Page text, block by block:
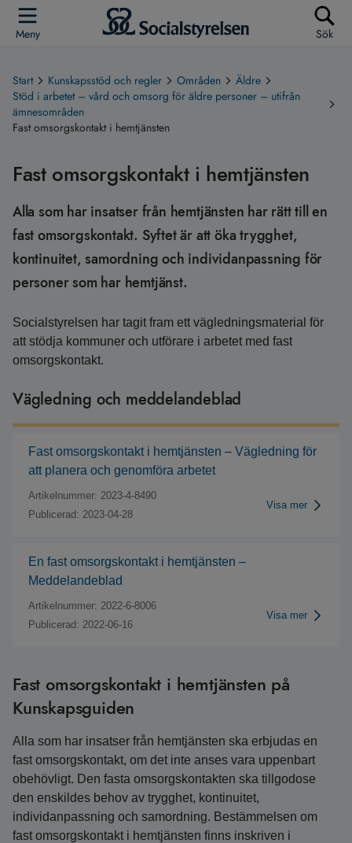
Meny Sök
Start Kunskapsstöd och regler Områden
Äldre
Stöd i arbetet – vård och omsorg för äldre personer – utifrån
ämnesområden
Fast omsorgskontakt i hemtjänsten
Fast omsorgskontakt i hemtjänsten
Alla som har insatser från hemtjänsten har rätt till en
fast omsorgskontakt. Syftet är att öka trygghet,
kontinuitet, samordning och individanpassning för
personer som har hemtjänst.
Socialstyrelsen har tagit fram ett vägledningsmaterial för
att stödja kommuner och utförare i arbetet med fast
omsorgskontakt.
Vägledning och meddelandeblad
Fast omsorgskontakt i hemtjänsten – Vägledning för
att planera och genomföra arbetet
Artikelnummer: 2023-4-8490
Publicerad: 2023-04-28
Visa mer
En fast omsorgskontakt i hemtjänsten –
Meddelandeblad
Artikelnummer: 2022-6-8006
Publicerad: 2022-06-16
Visa mer
Fast omsorgskontakt i hemtjänsten på
Kunskapsguiden
Alla som har insatser från hemtjänsten ska erbjudas en
fast omsorgskontakt, om det inte anses vara uppenbart
obehövligt. Den fasta omsorgskontakten ska tillgodose
den enskildes behov av trygghet, kontinuitet,
individanpassning och samordning. Bestämmelsen om
fast omsorgskontakt i hemtjänsten finns inskriven i